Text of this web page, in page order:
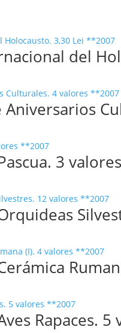
del
Aniversarios
3
Rapaces.